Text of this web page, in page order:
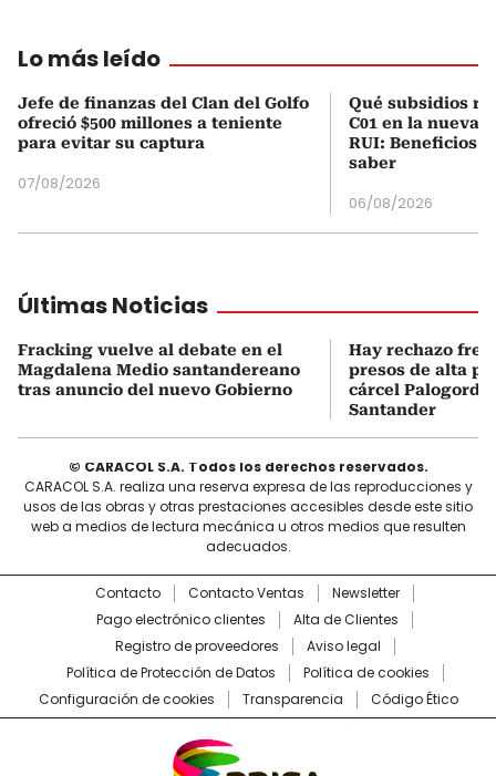
Lo más leído
Jefe de finanzas del Clan del Golfo
ofreció $500 millones a teniente
para evitar su captura
07/08/2026
Qué subsidios
C01 en la nueva
RUI: Beneficios
saber
06/08/2026
Últimas Noticias
Fracking vuelve al debate en el
Magdalena Medio santandereano
tras anuncio del nuevo Gobierno
Hay rechazo
presos de alta
cárcel Palogordo
Santander
© CARACOL S.A. Todos los derechos reservados.
CARACOL S.A. realiza una reserva expresa de las reproducciones y
usos de las obras y otras prestaciones accesibles desde este sitio
web a medios de lectura mecánica u otros medios que resulten
adecuados.
Contacto Contacto Ventas
Newsletter
Pago electrónico clientes
Alta de Clientes
Registro de proveedores
Aviso legal
Política de Protección de Datos
Política de cookies
Configuración de cookies
Transparencia Código Ético